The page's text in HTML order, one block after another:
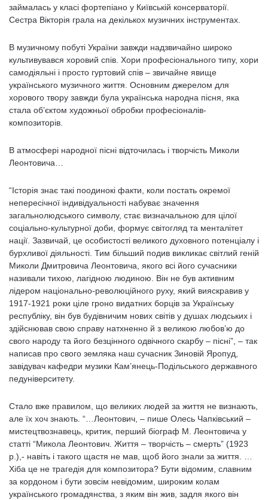
займалась у класі фортепіано у Київській консерваторії.
Сестра Вікторія грала на декількох музичних інструментах.
В музичному побуті України завжди надзвичайно широко
культивувався хоровий спів. Хори професіонального типу, хори
самодіяльні і просто гуртовий спів – звичайне явище
українського музичного життя. Основним джерелом для
хорового твору завжди була українська народна пісня, яка
стала об’єктом художньої обробки професіоналів-
композиторів.
В атмосфері народної пісні відточилась і творчість Миколи
Леонтовича…
“Історія знає такі поодинокі факти, коли постать окремої
непересічної індивідуальності набуває значення
загальнолюдського символу, стає визначальною для цілої
соціально-культурної доби, формує світогляд та менталітет
нації. Зазвичай, це особистості великого духовного потенціалу і
бурхливої діяльності. Тим більший подив викликає світлий геній
Миколи Дмитровича Леонтовича, якого всі його сучасники
називали тихою, лагідною людиною. Він не був активним
лідером національно-революційного руху, який вияскравив у
1917-1921 роки ціле гроно видатних борців за Українську
республіку, він був будівничим нових світів у душах людських і
здійснював свою справу натхненно й з великою любов’ю до
свого народу та його безцінного одвічного скарбу – пісні”, – так
написав про свого земляка наш сучасник Зиновій Яропуд,
завідувач кафедри музики Кам’янець-Подільського державного
педуніверситету.
Стало вже правилом, що великих людей за життя не визнають,
але їх хоч знають. “…Леонтович, – пише Олесь Чапківський –
мистецтвознавець, критик, перший біограф М. Леонтовича у
статті “Микола Леонтович. Життя – творчість – смерть” (1923
р.),- навіть і такого щастя не мав, щоб його знали за життя. …
Хіба це не трагедія для композитора? Бути відомим, славним
за кордоном і бути зовсім невідомим, широким колам
українського громадянства, з яким він жив, задля якого він